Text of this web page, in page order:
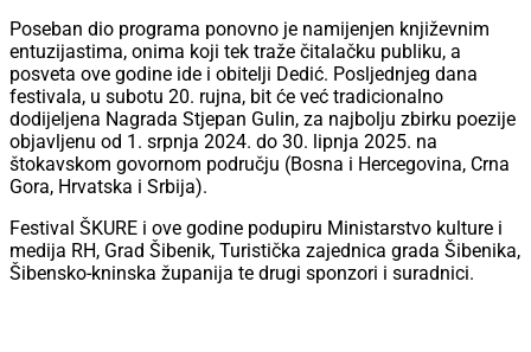
Poseban dio programa ponovno je namijenjen književnim
entuzijastima, onima koji tek traže čitalačku publiku, a
posveta ove godine ide i obitelji Dedić. Posljednjeg dana
festivala, u subotu 20. rujna, bit će već tradicionalno
dodijeljena Nagrada Stjepan Gulin, za najbolju zbirku poezije
objavljenu od 1. srpnja 2024. do 30. lipnja 2025. na
štokavskom govornom području (Bosna i Hercegovina, Crna
Gora, Hrvatska i Srbija).
Festival ŠKURE i ove godine podupiru Ministarstvo kulture i
medija RH, Grad Šibenik, Turistička zajednica grada Šibenika,
Šibensko-kninska županija te drugi sponzori i suradnici.